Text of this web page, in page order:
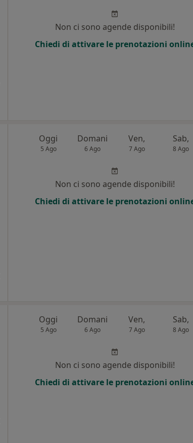
Non ci sono agende disponibili!
Chiedi di attivare le prenotazioni
Oggi
5 Ago
Domani
6 Ago
Ven,
7 Ago
Sab,
8 Ago
Non ci sono agende disponibili!
Chiedi di attivare le prenotazioni
Oggi
5 Ago
Domani
6 Ago
Ven,
7 Ago
Sab,
8 Ago
Non ci sono agende disponibili!
Chiedi di attivare le prenotazioni